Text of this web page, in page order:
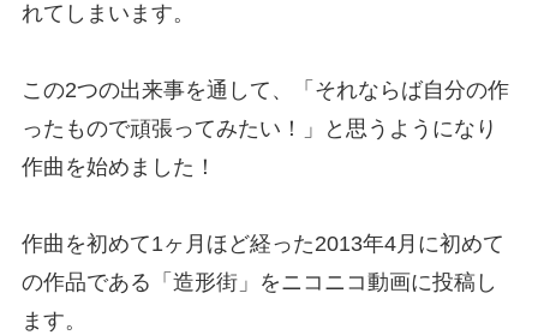
れてしまいます。
この2つの出来事を通して、「それならば自分の作
ったもので頑張ってみたい！」と思うようになり
作曲を始めました！
作曲を初めて1ヶ月ほど経った2013年4月に初めて
の作品である「造形街」をニコニコ動画に投稿し
ます。